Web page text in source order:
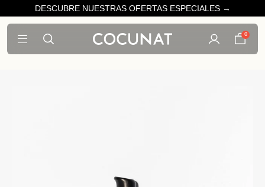
DESCUBRE NUESTRAS OFERTAS ESPECIALES →
0